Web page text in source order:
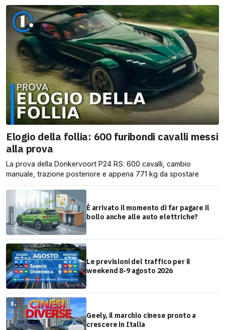
Elogio della follia: 600 furibondi cavalli messi
alla prova
La prova della Donkervoort P24 RS: 600 cavalli, cambio
manuale, trazione posteriore e appena 771 kg da spostare
È arrivato il momento di far pagare il
bollo anche alle auto elettriche?
Le previsioni del traffico per il
weekend 8-9 agosto 2026
Geely, il marchio cinese pronto a
crescere in Italia